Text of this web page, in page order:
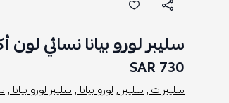
سليبر لورو بيانا نسائي لون
730 SAR
سليبرات ,سليبر ,لورو بيانا ,سليبر لورو بيانا ,